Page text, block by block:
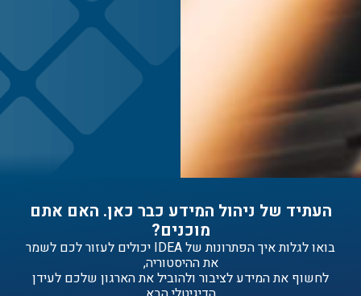
ניהול המידע כבר כאן. האם אתם
מוכנים?
בואו לגלות איך הפתרונות של IDEA יכולים לעזור לכם לשמר
את ההיסטוריה,
לציבור ולהוביל את הארגון שלכם לעידן
הדיגיטלי הבא